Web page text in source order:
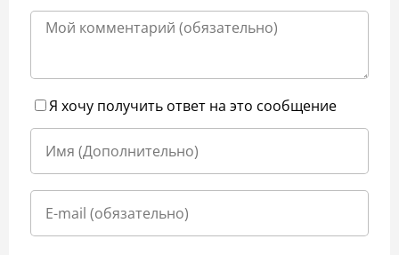
Я хочу получить ответ на это сообщение